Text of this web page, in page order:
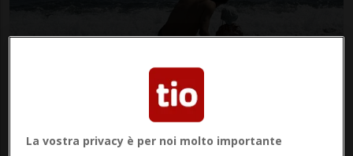
Un figlio fa esplodere in cielo
un "Arcobaleno" di emozioni
La vostra privacy è per noi molto importante